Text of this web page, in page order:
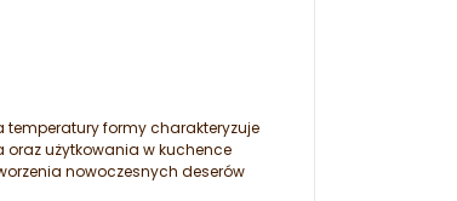
temperatury formy charakteryzuje
oraz użytkowania w kuchence
nowoczesnych deserów